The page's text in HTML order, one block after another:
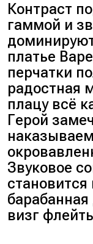
Контраст
гаммой и
платье
перчатки
радостная
плацу всё
Герой
Звуковое
визг